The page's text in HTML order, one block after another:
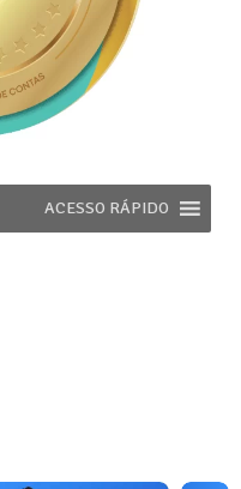
ACESSO RÁPIDO